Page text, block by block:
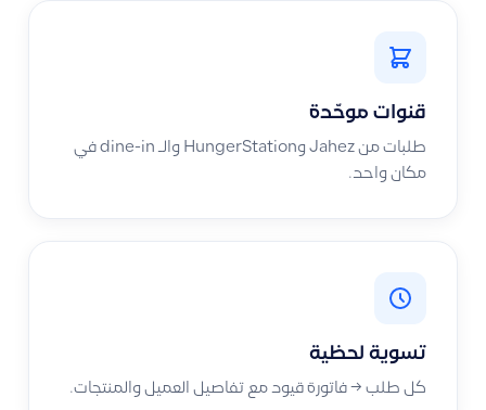
قنوات موحّدة
طلبات من Jahez وHungerStation والـ dine-in في
مكان واحد.
تسوية لحظية
كل طلب → فاتورة قيود مع تفاصيل العميل والمنتجات.